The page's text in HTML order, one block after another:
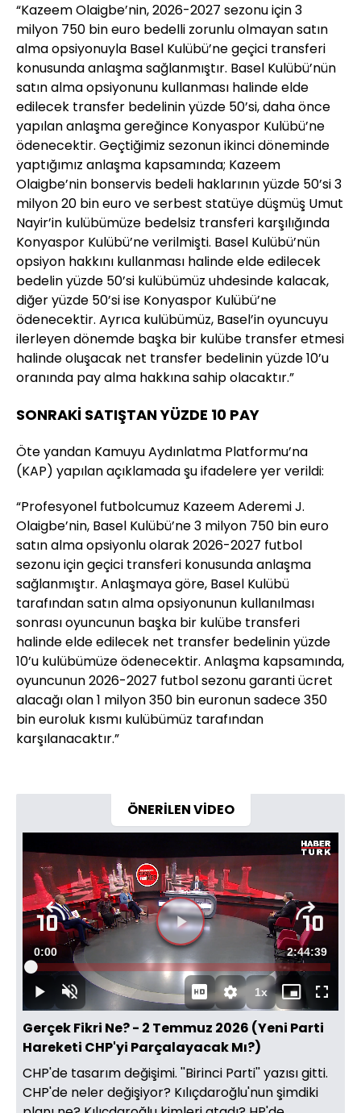
“Kazeem Olaigbe’nin, 2026-2027 sezonu için 3
milyon 750 bin euro bedelli zorunlu olmayan satın
alma opsiyonuyla Basel Kulübü’ne geçici transferi
konusunda anlaşma sağlanmıştır. Basel Kulübü’nün
satın alma opsiyonunu kullanması halinde elde
edilecek transfer bedelinin yüzde 50’si, daha önce
yapılan anlaşma gereğince Konyaspor Kulübü’ne
ödenecektir. Geçtiğimiz sezonun ikinci döneminde
yaptığımız anlaşma kapsamında; Kazeem
Olaigbe’nin bonservis bedeli haklarının yüzde 50’si 3
milyon 20 bin euro ve serbest statüye düşmüş Umut
Nayir’in kulübümüze bedelsiz transferi karşılığında
Konyaspor Kulübü’ne verilmişti. Basel Kulübü’nün
opsiyon hakkını kullanması halinde elde edilecek
bedelin yüzde 50’si kulübümüz uhdesinde kalacak,
diğer yüzde 50’si ise Konyaspor Kulübü’ne
ödenecektir. Ayrıca kulübümüz, Basel’in oyuncuyu
ilerleyen dönemde başka bir kulübe transfer etmesi
halinde oluşacak net transfer bedelinin yüzde 10’u
oranında pay alma hakkına sahip olacaktır.”
SONRAKİ SATIŞTAN YÜZDE 10 PAY
Öte yandan Kamuyu Aydınlatma Platformu’na
(KAP) yapılan açıklamada şu ifadelere yer verildi:
“Profesyonel futbolcumuz Kazeem Aderemi J.
Olaigbe’nin, Basel Kulübü’ne 3 milyon 750 bin euro
satın alma opsiyonlu olarak 2026-2027 futbol
sezonu için geçici transferi konusunda anlaşma
sağlanmıştır. Anlaşmaya göre, Basel Kulübü
tarafından satın alma opsiyonunun kullanılması
sonrası oyuncunun başka bir kulübe transferi
halinde elde edilecek net transfer bedelinin yüzde
10’u kulübümüze ödenecektir. Anlaşma kapsamında,
oyuncunun 2026-2027 futbol sezonu garanti ücret
alacağı olan 1 milyon 350 bin euronun sadece 350
bin euroluk kısmı kulübümüz tarafından
karşılanacaktır.”
ÖNERİLEN VİDEO
Videoyu
Oynat
OynatSesi
Aç
Süre
0:00 Toplam
Süre
2:44:39
Yüklendi:
0.10%
1xOynatma
Hızı
Mini
oynatıcı
Tam
Ekran
Gerçek Fikri Ne? - 2 Temmuz 2026 (Yeni Parti
Hareketi CHP'yi Parçalayacak Mı?)
CHP'de tasarım değişimi. ''Birinci Parti'' yazısı gitti.
CHP'de neler değişiyor? Kılıçdaroğlu'nun şimdiki